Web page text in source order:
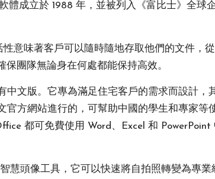
體成立於 1988 年，並被列入《富比士》全球
意味著客戶可以隨時隨地存取他們的文件，
團隊無論身在何處都能保持高效。
文版。它專為滿足住宅客戶的需求而設計，
方網站進行的，可幫助中國的學生和專家等
都可免費使用 Word、Excel 和 PowerPoint
慧頭像工具，它可以快速將自拍照轉變為專業